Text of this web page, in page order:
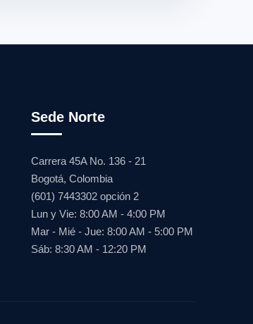
Sede Norte
Carrera 45A No. 136 - 21
Bogotá, Colombia
(601) 7443302 opción 2
Lun y Vie: 8:00 AM - 4:00 PM
Mar - Mié - Jue: 8:00 AM - 5:00 PM
Sáb: 8:30 AM - 12:20 PM